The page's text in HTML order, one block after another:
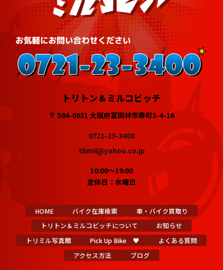
トリトン＆ミルコビッチ
〒 584-0031 大阪府富田林市寿町3-4-16
0721-23-3400
tlimil@yahoo.co.jp
10:00～19:00
定休日：水曜日
HOME バイク在庫検索
車・バイク買取り
トリトン＆ミルコビッチについて
お知らせ
トリミル写真館
Pick Up Bike ♥
よくある質問
アクセス方法
ブログ